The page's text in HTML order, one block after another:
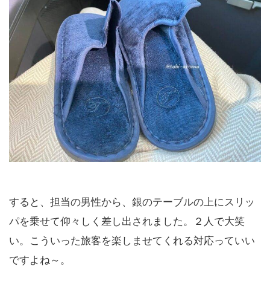
すると、担当の男性から、銀のテーブルの上にスリッ
パを乗せて仰々しく差し出されました。２人で大笑
い。こういった旅客を楽しませてくれる対応っていい
ですよね～。